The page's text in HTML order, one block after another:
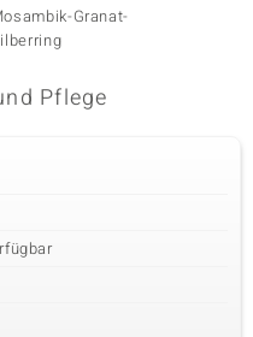
Granat-
Pflege